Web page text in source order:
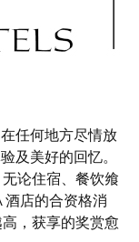
任何地方尽情放
及美好的回忆。
论住宿、餐饮飨
酒店的合资格消
，获享的奖赏愈